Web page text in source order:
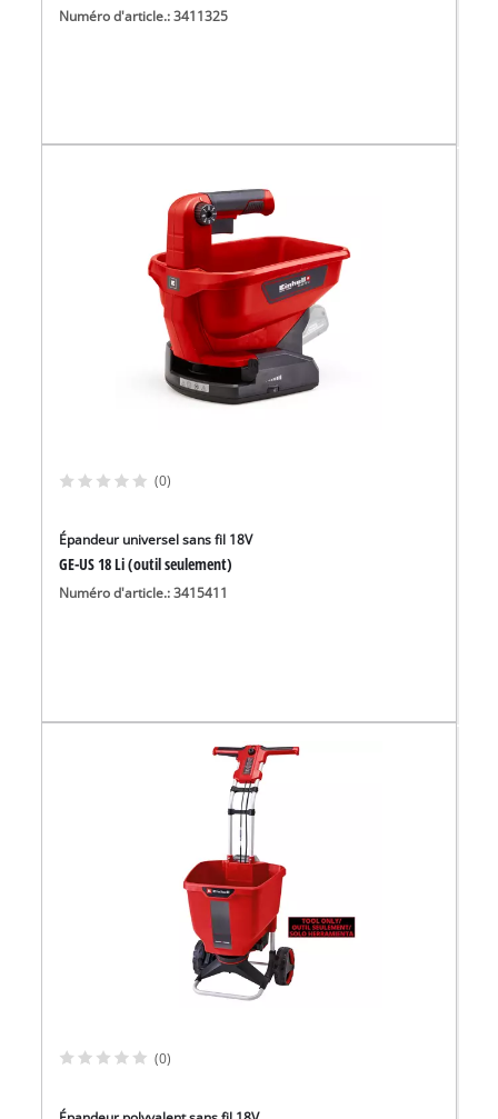
Numéro d'article.: 3411325
(0)
Épandeur universel sans fil 18V
GE-US 18 Li (outil seulement)
Numéro d'article.: 3415411
(0)